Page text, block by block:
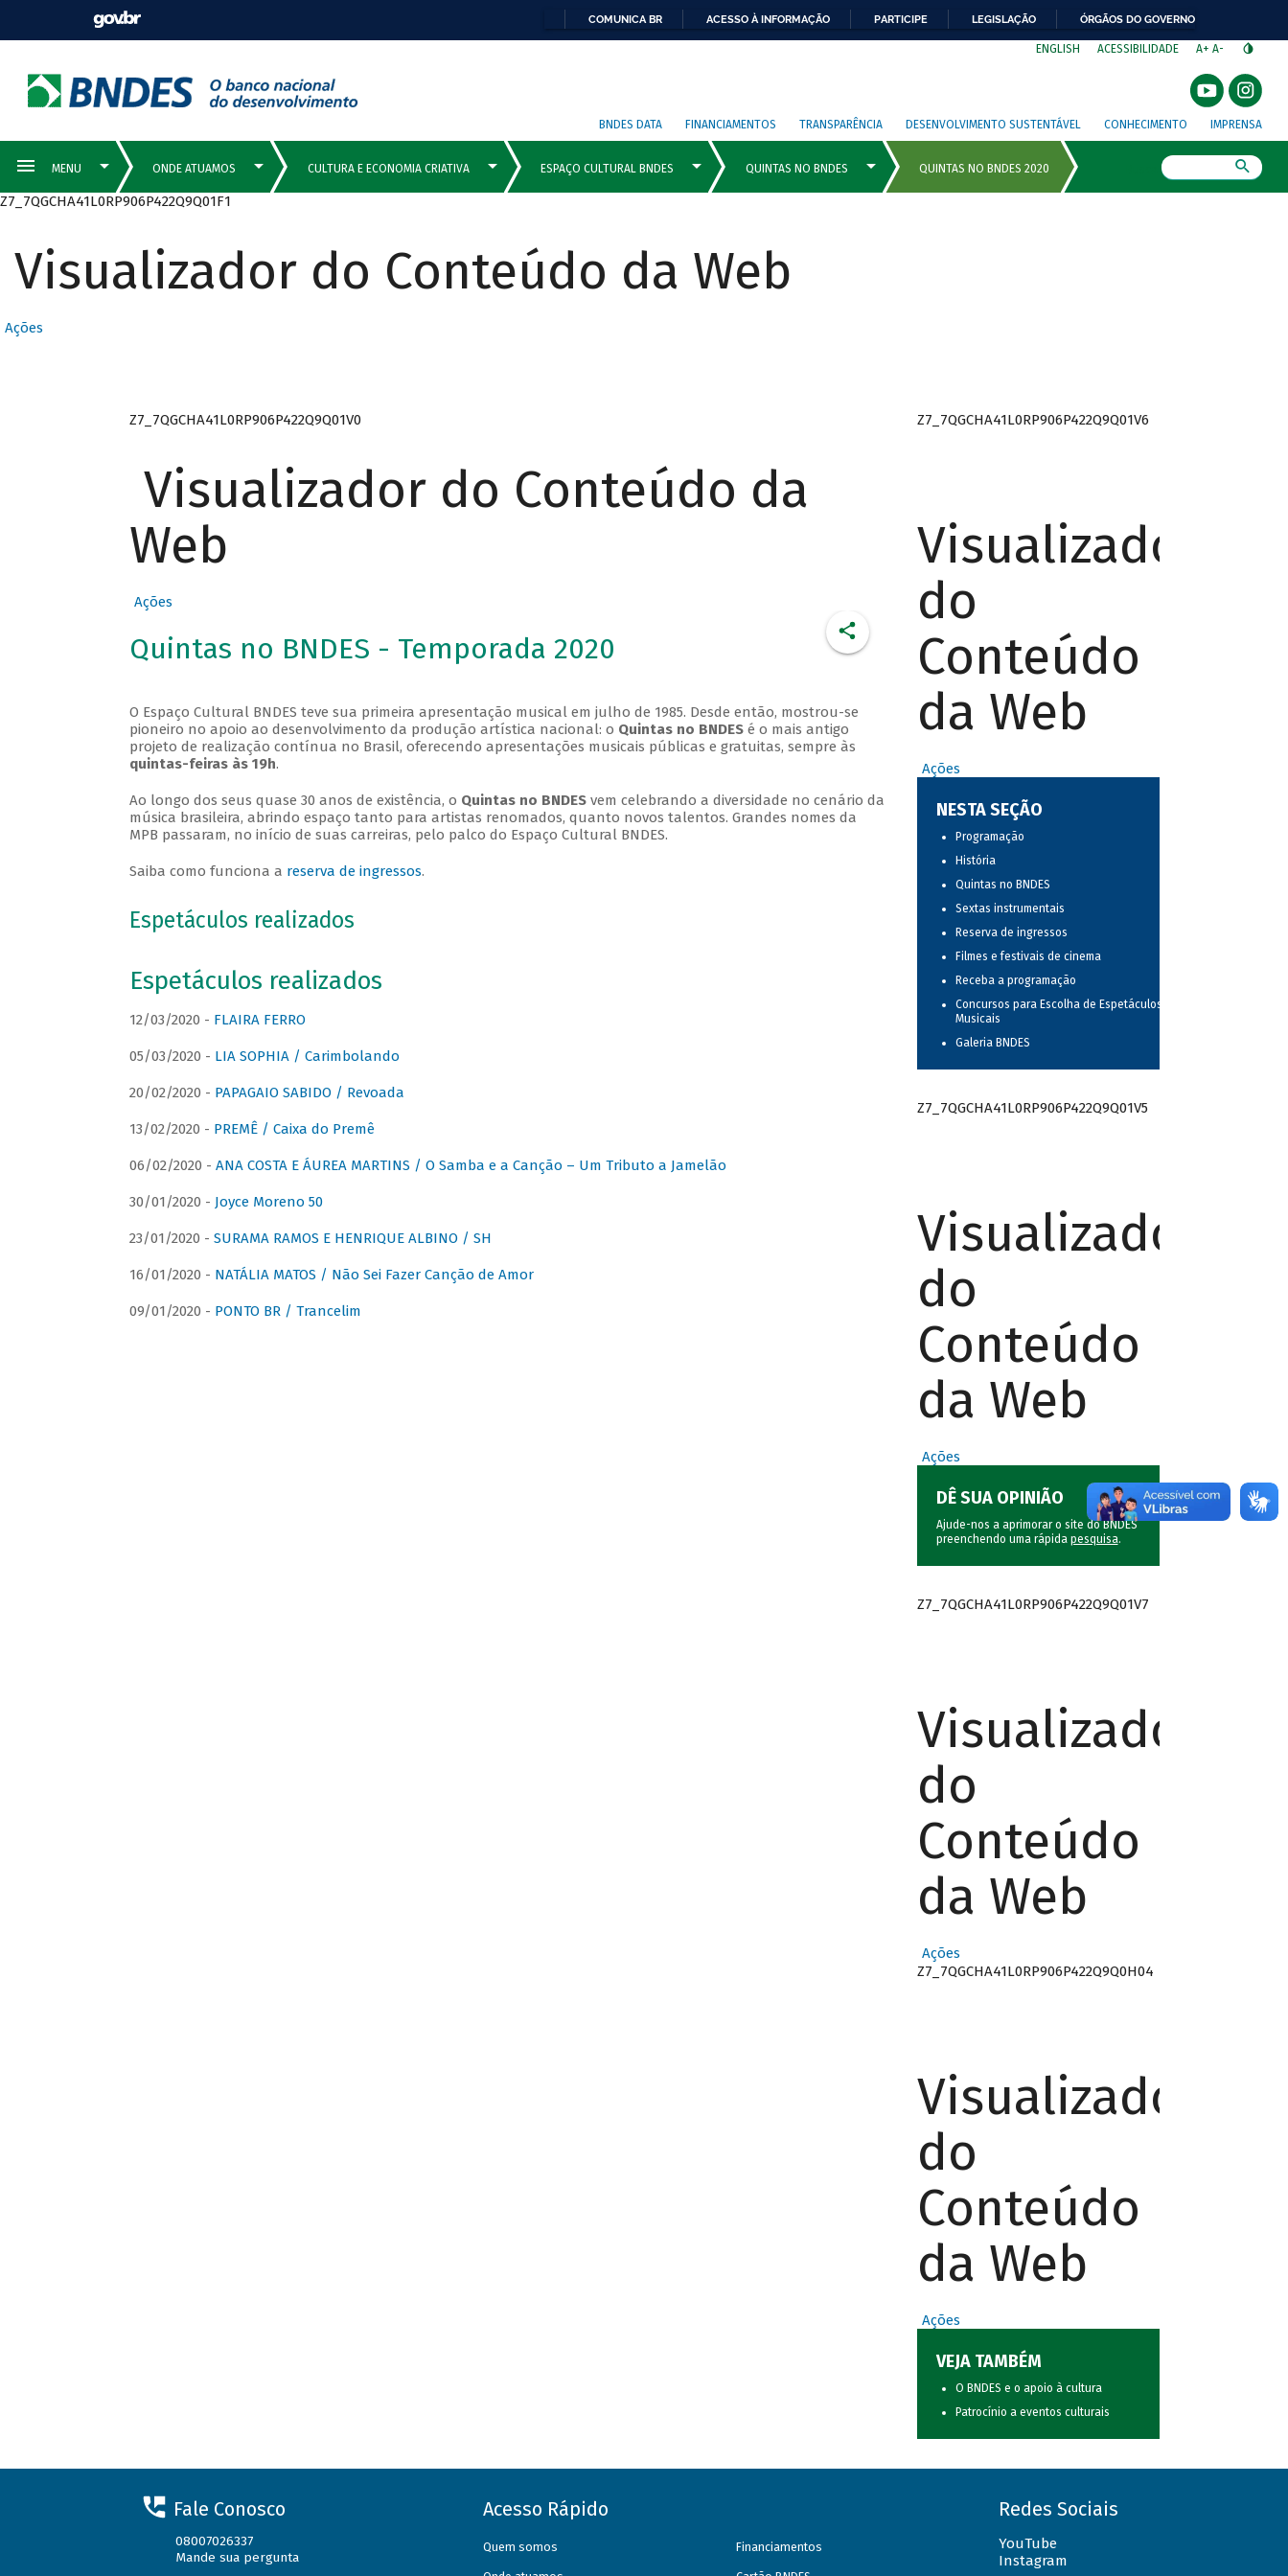
COMUNICA BR ACESSO À INFORMAÇÃO PARTICIPE LEGISLAÇÃO ÓRGÃOS DO GOVERNO
ENGLISH ACESSIBILIDADE A+ A-
BNDES DATA FINANCIAMENTOS TRANSPARÊNCIA DESENVOLVIMENTO SUSTENTÁVEL CONHECIMENTO IMPRENSA
Z7_7QGCHA41L0RP906P422Q9Q01F1
Visualizador do Conteúdo da Web
Ações
Z7_7QGCHA41L0RP906P422Q9Q01V0
Visualizador do Conteúdo da
Web
Ações
Quintas no BNDES - Temporada 2020
O Espaço Cultural BNDES teve sua primeira apresentação musical em julho de 1985. Desde então, mostrou-se
pioneiro no apoio ao desenvolvimento da produção artística nacional: o Quintas no BNDESé o mais antigo
projeto de realização contínua no Brasil, oferecendo apresentações musicais públicas e gratuitas, sempre às
quintas-feiras às 19h.
Ao longo dos seus quase 30 anos de existência, o Quintas no BNDESvem celebrando a diversidade no cenário da
música brasileira, abrindo espaço tanto para artistas renomados, quanto novos talentos. Grandes nomes da
MPB passaram, no início de suas carreiras, pelo palco do Espaço Cultural BNDES.
Saiba como funciona a reserva de ingressos.
Espetáculos realizados
Espetáculos realizados
12/03/2020 - FLAIRA FERRO
05/03/2020 - LIA SOPHIA / Carimbolando
20/02/2020 - PAPAGAIO SABIDO / Revoada
13/02/2020 - PREMÊ / Caixa do Premê
06/02/2020 - ANA COSTA E ÁUREA MARTINS / O Samba e a Canção – Um Tributo a Jamelão
30/01/2020 - Joyce Moreno 50
23/01/2020 - SURAMA RAMOS E HENRIQUE ALBINO / SH
16/01/2020 - NATÁLIA MATOS / Não Sei Fazer Canção de Amor
09/01/2020 - PONTO BR / Trancelim
Z7_7QGCHA41L0RP906P422Q9Q01V6
Visualizador
do
Conteúdo
da Web
Ações
NESTA SEÇÃO
Programação
História
Quintas no BNDES
Sextas instrumentais
Reserva de ingressos
Filmes e festivais de cinema
Receba a programação
Concursos para Escolha de Espetáculos
Musicais
Galeria BNDES
Z7_7QGCHA41L0RP906P422Q9Q01V5
Visualizador
do
Conteúdo
da Web
Ações
DÊ SUA OPINIÃO
Ajude-nos a aprimorar o site do BNDES
preenchendo uma rápida pesquisa.
Z7_7QGCHA41L0RP906P422Q9Q01V7
Visualizador
do
Conteúdo
da Web
Ações
Z7_7QGCHA41L0RP906P422Q9Q0H04
Visualizador
do
Conteúdo
da Web
Ações
VEJA TAMBÉM
O BNDES e o apoio à cultura
Patrocínio a eventos culturais
Fale Conosco
08007026337
Mande sua pergunta
Acesso Rápido
Quem somos Financiamentos
Redes Sociais
YouTube
Instagram